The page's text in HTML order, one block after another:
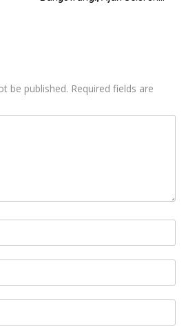
be published. Required fields are